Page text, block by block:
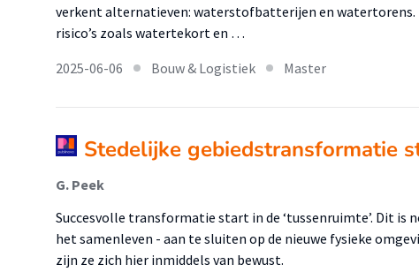
verkent alternatieven: waterstofbatterijen en
risico’s zoals watertekort en …
2025-06-06
Bouw & Logistiek Master
Stedelijke gebiedstransformatie
G. Peek
Succesvolle transformatie start in de ‘tussenruimte’. Dit is
het samenleven - aan te sluiten op de nieuwe fysieke
zijn ze zich hier inmiddels van bewust.